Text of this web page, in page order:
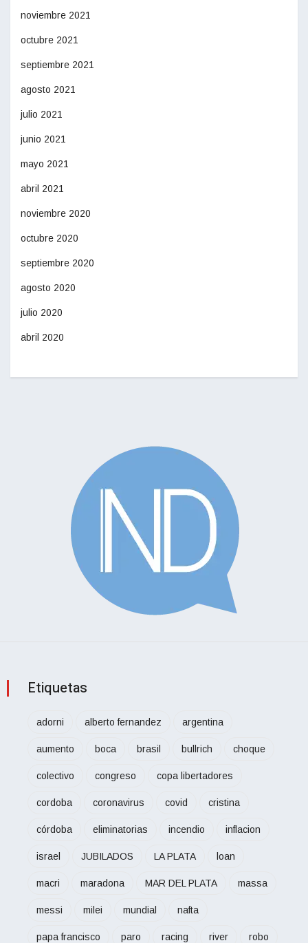
noviembre 2021
octubre 2021
septiembre 2021
agosto 2021
julio 2021
junio 2021
mayo 2021
abril 2021
noviembre 2020
octubre 2020
septiembre 2020
agosto 2020
julio 2020
abril 2020
Etiquetas
adorni alberto fernandez argentina
aumento boca brasil bullrich choque
colectivo congreso copa libertadores
cordoba coronavirus covid cristina
córdoba eliminatorias incendio inflacion
israel JUBILADOS LA PLATA loan
macri maradona MAR DEL PLATA massa
messi milei mundial nafta
papa francisco paro racing river robo